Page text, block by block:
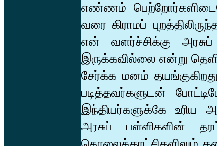
எண்ணம்
வரை கிராமப்
என் வளர்ச்சிக்கு
இருக்கவில்லை என்று
சேர்க்க மனம்
படித்தவர்களுடன்
இந்தியர்களுக்கே
அரசுப் பள்ளிகளின்
தொலைக்காட்சிகளிலும்